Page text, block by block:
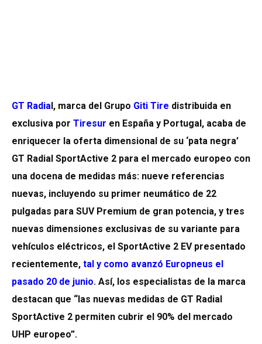
GT Radial, marca del Grupo Giti Tire distribuida en
exclusiva por Tiresur en España y Portugal, acaba de
enriquecer la oferta dimensional de su ‘pata negra’
GT Radial SportActive 2 para el mercado europeo con
una docena de medidas más: nueve referencias
nuevas, incluyendo su primer neumático de 22
pulgadas para SUV Premium de gran potencia, y tres
nuevas dimensiones exclusivas de su variante para
vehículos eléctricos, el SportActive 2 EV presentado
recientemente, tal y como avanzó Europneus el
pasado 20 de junio. Así, los especialistas de la marca
destacan que “las nuevas medidas de GT Radial
SportActive 2 permiten cubrir el 90% del mercado
UHP europeo”.